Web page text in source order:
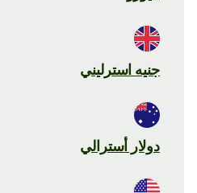
جنيه استرليني
دولار أسترالي